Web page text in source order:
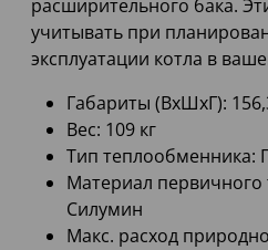
расширительного бака.
учитывать при
эксплуатации котла в
Габариты (ВхШхГ):
Вес: 109 кг
Тип теплообменника:
Материал
Силумин
Макс. расход